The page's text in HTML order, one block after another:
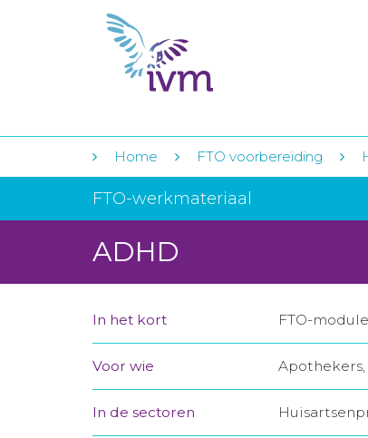
Home FTO voorbereiding
FTO-werkmateriaal
ADHD
In het kort FTO-
Voor wie
In de sectoren